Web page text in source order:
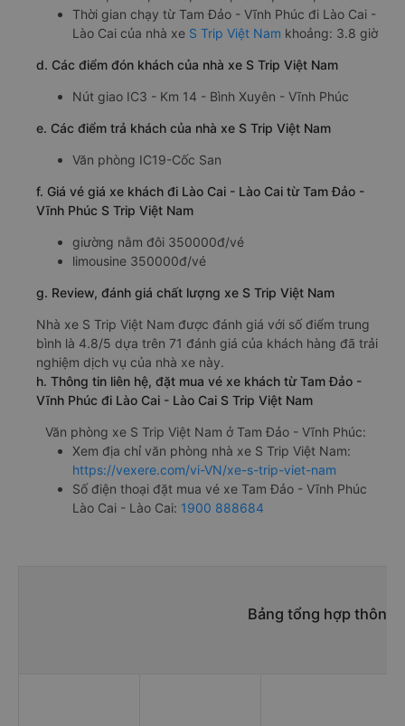
Thời gian chạy từ Tam Đảo - Vĩnh Phúc đi Lào Cai -
Lào Cai của nhà xe S Trip Việt Nam khoảng: 3.8 giờ
d. Các điểm đón khách của nhà xe S Trip Việt Nam
Nút giao IC3 - Km 14 - Bình Xuyên - Vĩnh Phúc
e. Các điểm trả khách của nhà xe S Trip Việt Nam
Văn phòng IC19-Cốc San
f. Giá vé giá xe khách đi Lào Cai - Lào Cai từ Tam Đảo -
Vĩnh Phúc S Trip Việt Nam
giường nằm đôi 350000đ/vé
limousine 350000đ/vé
g. Review, đánh giá chất lượng xe S Trip Việt Nam
Nhà xe S Trip Việt Nam được đánh giá với số điểm trung
bình là 4.8/5 dựa trên 71 đánh giá của khách hàng đã trải
nghiệm dịch vụ của nhà xe này.
h. Thông tin liên hệ, đặt mua vé xe khách từ Tam Đảo -
Vĩnh Phúc đi Lào Cai - Lào Cai S Trip Việt Nam
Văn phòng xe S Trip Việt Nam ở Tam Đảo - Vĩnh Phúc:
Xem địa chỉ văn phòng nhà xe S Trip Việt Nam:
https://vexere.com/vi-VN/xe-s-trip-viet-nam
Số điện thoại đặt mua vé xe Tam Đảo - Vĩnh Phúc
Lào Cai - Lào Cai: 1900 888684
Bảng tổng hợp thông